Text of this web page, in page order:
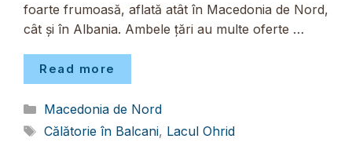
foarte frumoasă, aflată atât în Macedonia de Nord,
cât și în Albania. Ambele țări au multe oferte …
Read more
Categorii
Macedonia de Nord
Etichete
Călătorie în Balcani, Lacul Ohrid